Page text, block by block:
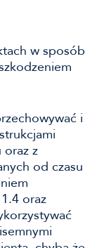
w sposób
i
oraz z
od czasu
oraz